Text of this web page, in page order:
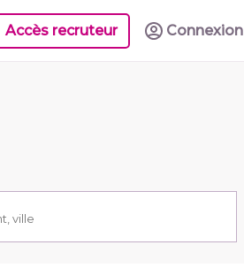
Accès recruteur Connexion